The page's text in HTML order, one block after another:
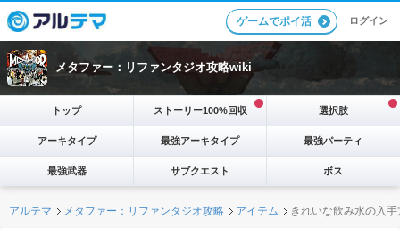
ゲームでポイ活 ログイン
メタファー：リファンタジオ攻略wiki
トップ ストーリー100%回収 選択肢
アーキタイプ 最強アーキタイプ 最強パーティ
最強武器 サブクエスト ボス
アルテマ メタファー：リファンタジオ攻略 アイテム きれいな飲み水の入